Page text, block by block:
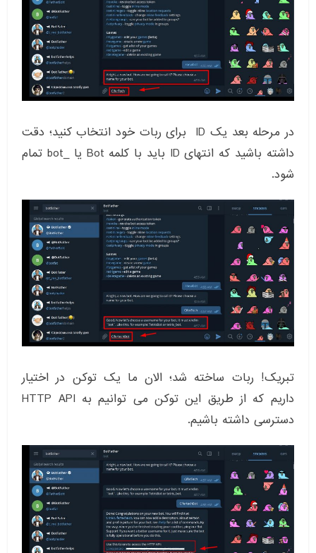
در مرحله بعد یک ID برای ربات خود انتخاب کنید؛ دقت
داشته باشید که انتهای ID باید با کلمه Bot یا _bot تمام
شود.
تبریک! ربات ساخته شد؛ الان ما یک توکن در اختیار
داریم که از طریق این توکن می توانیم به HTTP API
دسترسی داشته باشیم.